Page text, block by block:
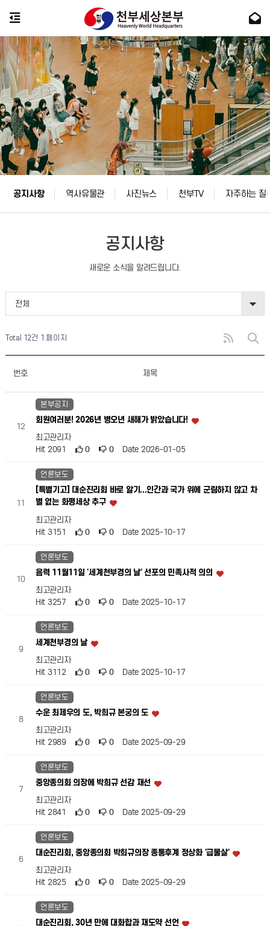
공지사항 역사유물관 사진뉴스 천부TV 자주하는 질
공지사항
새로운 소식을 알려드립니다.
전체
Total 12건 1 페이지
번호 제목
12
본부공지
회원여러분! 2026년 병오년 새해가 밝았습니다!
최고관리자
Hit 2091
0 0 Date 2026-01-05
11
언론보도
[특별기고] 대순진리회 바로 알기...인간과 국가 위에 군림하지 않고 차
별 없는 화평세상 추구
최고관리자
Hit 3151
0 0 Date 2025-10-17
10
언론보도
음력 11월11일 '세계천부경의 날' 선포의 민족사적 의의
최고관리자
Hit 3257
0 0 Date 2025-10-17
9
언론보도
세계천부경의 날
최고관리자
Hit 3112
0 0 Date 2025-10-17
8
언론보도
수운 최제우의 도, 박희규 본궁의 도
최고관리자
Hit 2989
0 0 Date 2025-09-29
7
언론보도
중앙종의회 의장에 박희규 선감 재선
최고관리자
Hit 2841
0 0 Date 2025-09-29
6
언론보도
대순진리회, 중앙종의회 박희규의장 종통후계 정상화 '급물살'
최고관리자
Hit 2825
0 0 Date 2025-09-29
언론보도
대순진리회, 30년 만에 대화합과 재도약 선언